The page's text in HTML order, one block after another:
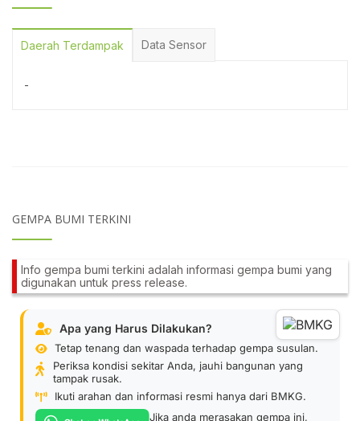
Daerah Terdampak Data Sensor
-
GEMPA BUMI TERKINI
Info gempa bumi terkini adalah informasi gempa bumi yang
digunakan untuk press release.